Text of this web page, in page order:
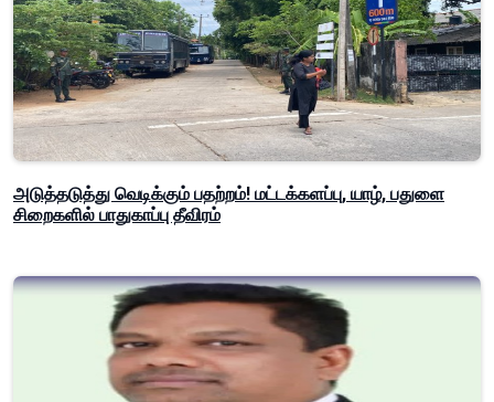
அடுத்தடுத்து வெடிக்கும் பதற்றம்! மட்டக்களப்பு, யாழ், பதுளை
சிறைகளில் பாதுகாப்பு தீவிரம்